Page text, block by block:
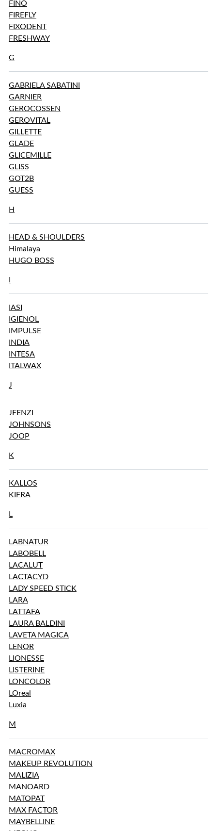
FINO
FIREFLY
FIXODENT
FRESHWAY
G
GABRIELA SABATINI
GARNIER
GEROCOSSEN
GEROVITAL
GILLETTE
GLADE
GLICEMILLE
GLISS
GOT2B
GUESS
H
HEAD & SHOULDERS
Himalaya
HUGO BOSS
IASI
IGIENOL
IMPULSE
INDIA
INTESA
ITALWAX
J
JFENZI
JOHNSONS
JOOP
K
KALLOS
KIFRA
L
LABNATUR
LABOBELL
LACALUT
LACTACYD
LADY SPEED STICK
LARA
LATTAFA
LAURA BALDINI
LAVETA MAGICA
LENOR
LIONESSE
LISTERINE
LONCOLOR
LOreal
Luxia
M
MACROMAX
MAKEUP REVOLUTION
MALIZIA
MANOARD
MATOPAT
MAX FACTOR
MAYBELLINE